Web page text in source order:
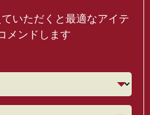
いただくと最適なアイテ
メンドします